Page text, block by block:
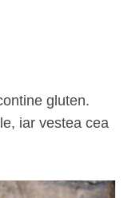
iar vestea cea